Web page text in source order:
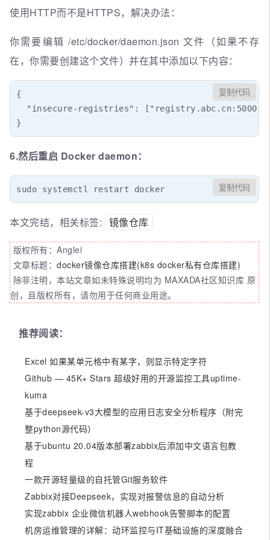
使用HTTP而不是HTTPS，解决办法：
你需要编辑 /etc/docker/daemon.json 文件（如果不存
在，你需要创建这个文件）并在其中添加以下内容：
{
"insecure-registries":
}
复制代码
6.然后重启 Docker daemon：
sudo systemctl restart docker 复制代码
本文完结，相关标签: 镜像仓库
版权所有：Anglei
文章标题： docker镜像仓库搭建(k8s docker私有仓库搭建)
除非注明，本站文章如未特殊说明均为 MAXADA社区知识库 原
创，且版权所有，请勿用于任何商业用途。
推荐阅读：
Excel 如果某单元格中有某字，则显示特定字符
Github — 45K+ Stars 超级好用的开源监控工具uptime-
kuma
基于deepseek-v3大模型的应用日志安全分析程序（附完
整python源代码）
基于ubuntu 20.04版本部署zabbix后添加中文语言包教
程
一款开源轻量级的自托管Git服务软件
Zabbix对接Deepseek，实现对报警信息的自动分析
实现zabbix 企业微信机器人webhook告警脚本的配置
机房运维管理的详解：动环监控与IT基础设施的深度融合